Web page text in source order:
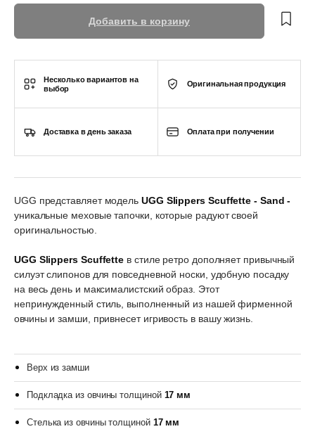
Добавить в корзину
Несколько вариантов на
выбор
Оригинальная продукция
Доставка в день заказа Оплата при получении
UGG представляет модель UGG Slippers Scuffette - Sand -
уникальные меховые тапочки, которые радуют своей
оригинальностью.
UGG Slippers Scuffette в стиле ретро дополняет привычный
силуэт слипонов для повседневной носки, удобную посадку
на весь день и максималистский образ. Этот
непринужденный стиль, выполненный из нашей фирменной
овчины и замши, привнесет игривость в вашу жизнь.
Верх из замши
Подкладка из овчины толщиной 17 мм
Стелька из овчины толщиной 17 мм